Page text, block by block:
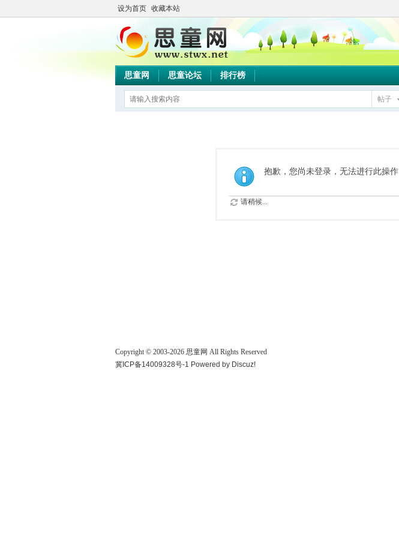
设为首页 收藏本站
思童网 思童论坛 排行榜
帖子
抱歉，您尚未登录，无法进行此操作
请稍候...
Copyright © 2003-2026 思童网 All Rights Reserved
冀ICP备14009328号-1 Powered by Discuz!